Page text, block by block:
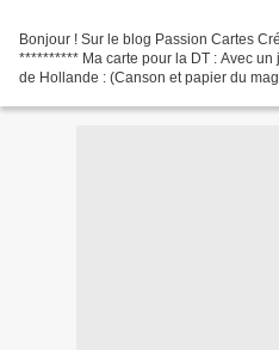
Bonjour ! Sur le blog Passion Cartes
********** Ma carte pour la DT : Avec
de Hollande : (Canson et papier du